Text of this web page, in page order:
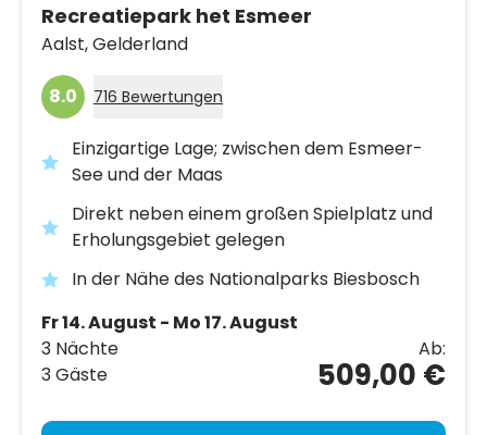
Recreatiepark het Esmeer
Aalst,Gelderland
8.0 716 Bewertungen
Einzigartige Lage; zwischen dem Esmeer-
See und der Maas
Direkt neben einem großen Spielplatz und
Erholungsgebiet gelegen
In der Nähe des Nationalparks Biesbosch
Fr 14. August - Mo 17. August
3 Nächte
3 Gäste
Ab:
509,00 €